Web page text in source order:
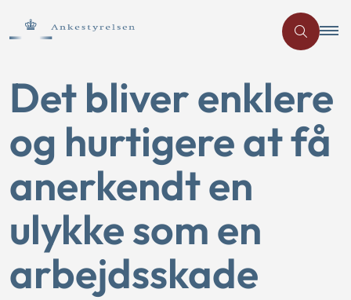
Det bliver enklere
og hurtigere at få
anerkendt en
ulykke som en
arbejdsskade